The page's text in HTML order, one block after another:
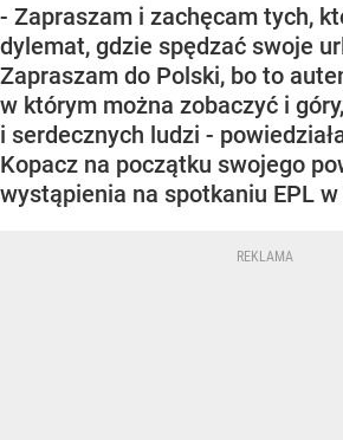
- Zapraszam i zachęcam tych,
dylemat, gdzie spędzać swoje
Zapraszam do Polski, bo to
w którym można zobaczyć i
i serdecznych ludzi -
Kopacz na początku swojego
wystąpienia na spotkaniu EPL